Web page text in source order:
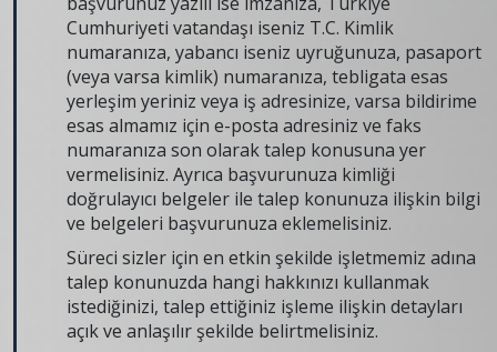
Cumhuriyeti vatandaşı iseniz T.C. Kimlik
numaranıza, yabancı iseniz uyruğunuza, pasaport
(veya varsa kimlik) numaranıza, tebligata esas
yerleşim yeriniz veya iş adresinize, varsa bildirime
esas almamız için e-posta adresiniz ve faks
numaranıza son olarak talep konusuna yer
vermelisiniz. Ayrıca başvurunuza kimliği
doğrulayıcı belgeler ile talep konunuza ilişkin bilgi
ve belgeleri başvurunuza eklemelisiniz.
Süreci sizler için en etkin şekilde işletmemiz adına
talep konunuzda hangi hakkınızı kullanmak
istediğinizi, talep ettiğiniz işleme ilişkin detayları
açık ve anlaşılır şekilde belirtmelisiniz.